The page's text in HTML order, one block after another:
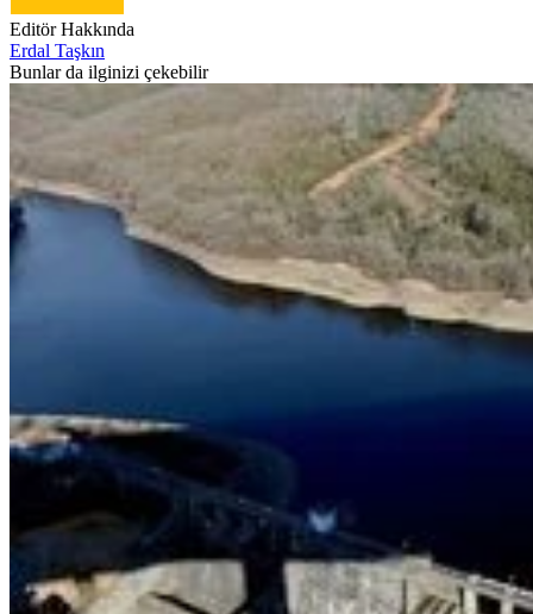
Editör Hakkında
Erdal Taşkın
Bunlar da ilginizi çekebilir